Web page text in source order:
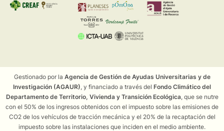
Gestionado por la Agencia de Gestión de Ayudas Universitarias y de
Investigación (AGAUR) , y financiado a través del Fondo Climático del
Departamento de Territorio, Vivienda y Transición Ecológica , que se nutre
con el 50% de los ingresos obtenidos con el impuesto sobre las emisiones de
CO2 de los vehículos de tracción mecánica y el 20% de la recaptación del
impuesto sobre las instalaciones que inciden en el medio ambiente.